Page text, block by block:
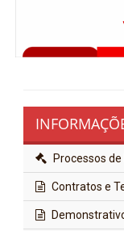
Processos
Contratos e